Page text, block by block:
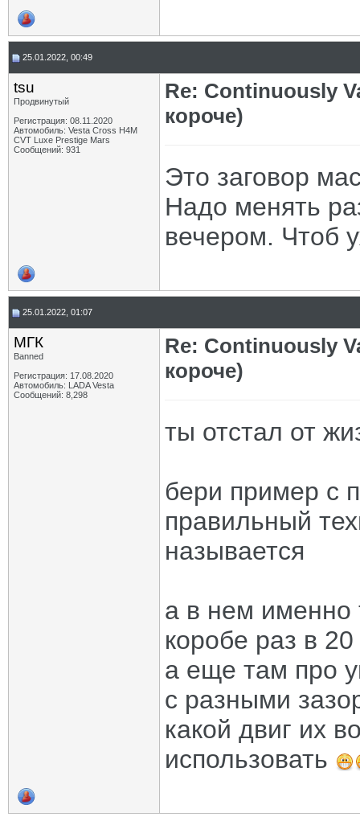
25.01.2022, 00:49
tsu
Продвинутый
Регистрация: 08.11.2020
Автомобиль: Vesta Cross H4M
CVT Luxe Prestige Mars
Сообщений: 931
Re: Continuously
короче)
Это заговор
Надо менять
вечером. Чтоб
25.01.2022, 01:07
МГК
Banned
Регистрация: 17.08.2020
Автомобиль: LADA Vesta
Сообщений: 8,298
Re: Continuously
короче)
ты отстал от
бери пример с
правильный
называется
а в нем именно
коробе раз в
а еще там про
с разными
какой двиг их
использовать